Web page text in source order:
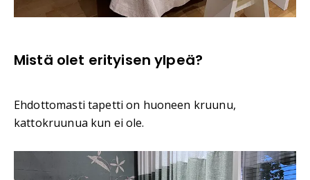
Mistä olet erityisen ylpeä?
Ehdottomasti tapetti on huoneen kruunu,
kattokruunua kun ei ole.